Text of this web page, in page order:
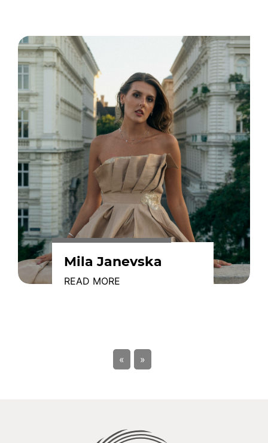
Mila Janevska
READ MORE
« »